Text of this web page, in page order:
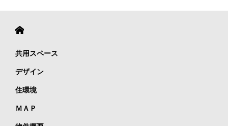
共用スペース
デザイン
住環境
ＭＡＰ